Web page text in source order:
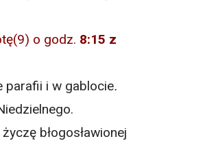
o godz. 8:15 z
parafii i w gablocie.
błogosławionej